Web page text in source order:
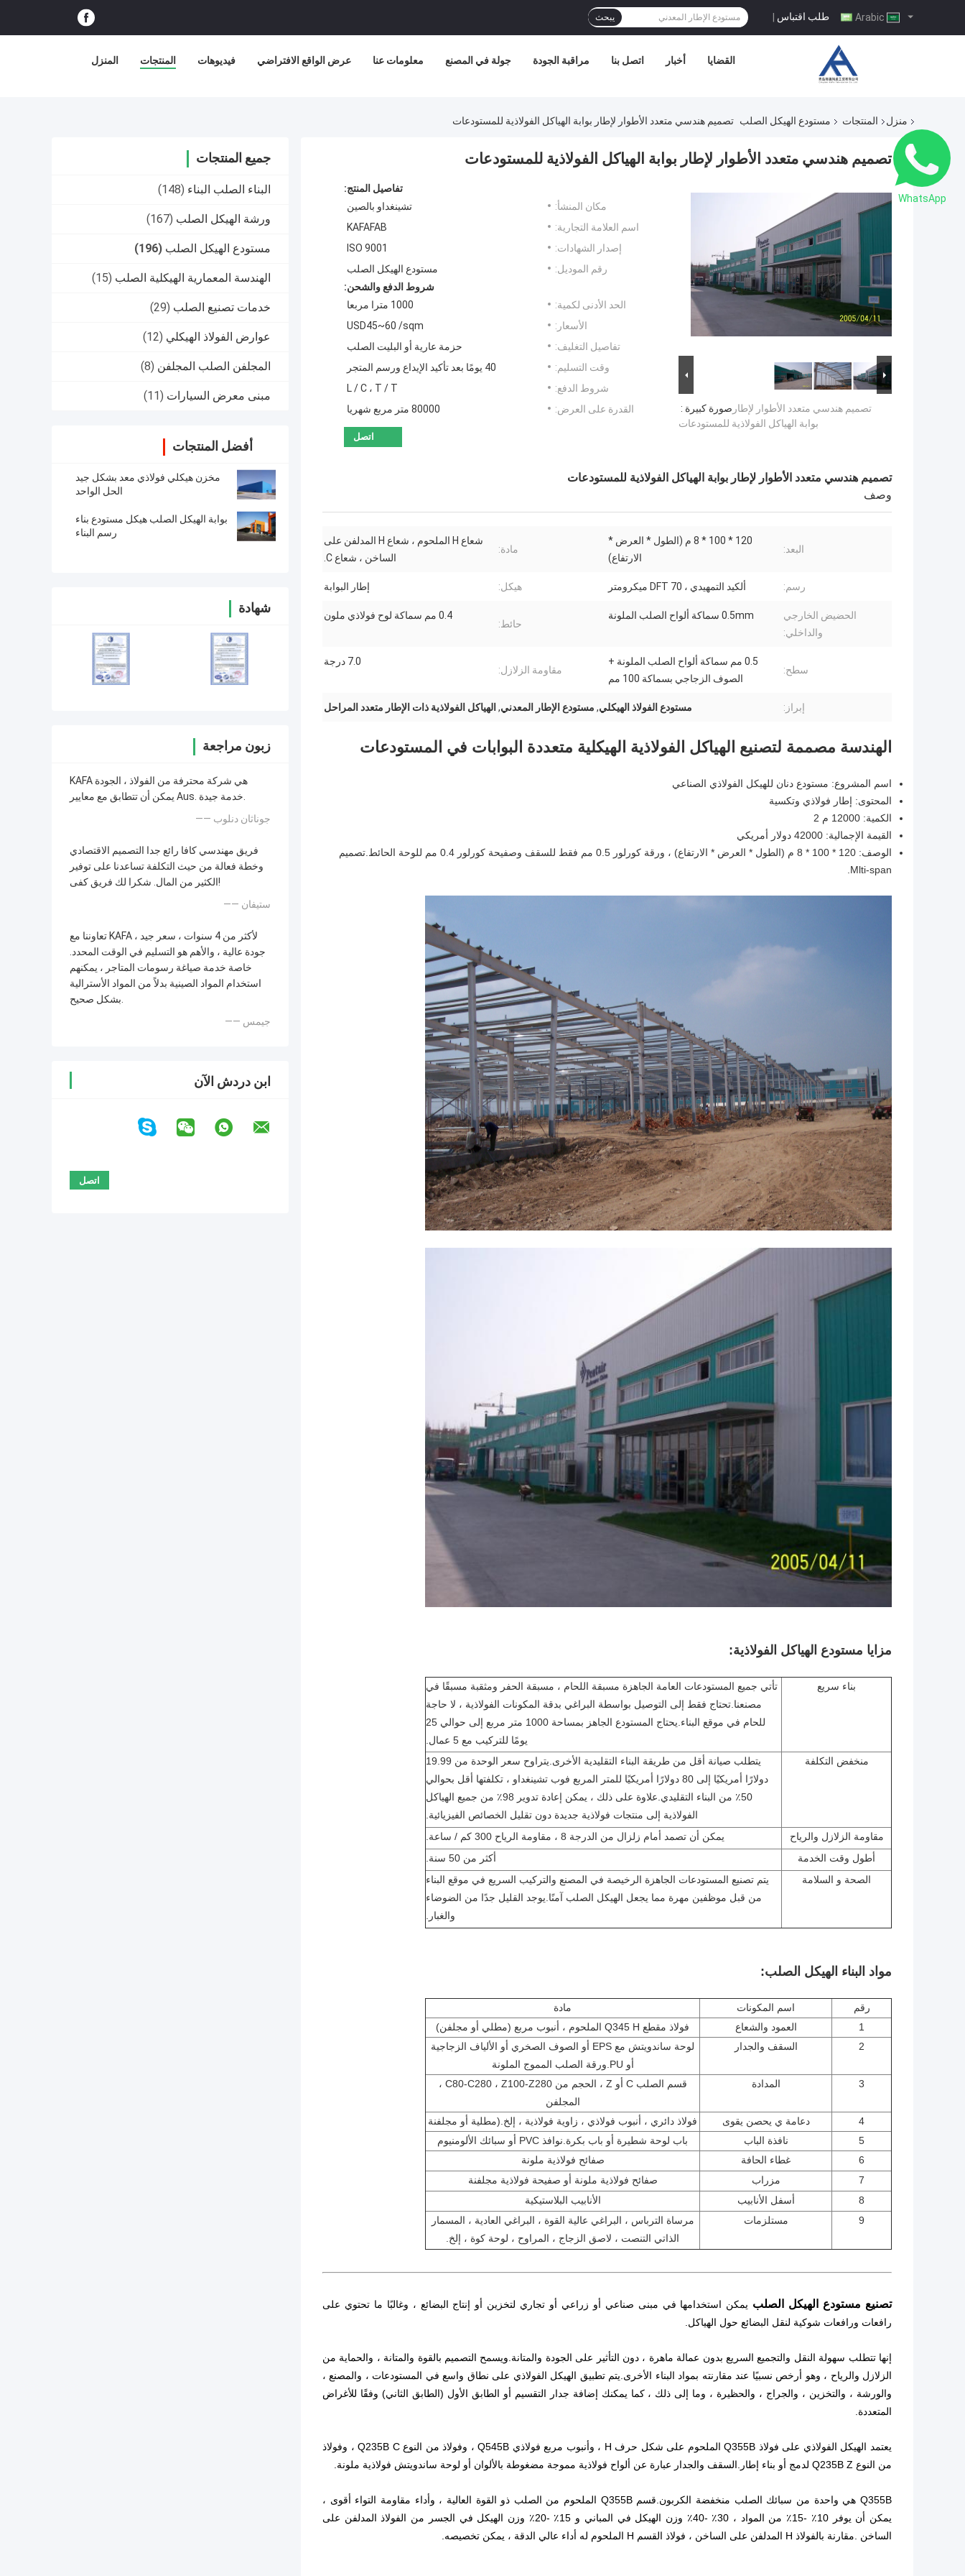
طلب اقتباس | يبحث
المنزل المنتجات فيديوهات عرض الواقع الافتراضي معلومات عنا جولة في المصنع مراقبة الجودة اتصل بنا أخبار القضايا
منزل المنتجات مستودع الهيكل الصلب تصميم هندسي متعدد الأطوار لإطار بوابة الهياكل الفولاذية للمستودعات
جميع المنتجات
البناء الصلب البناء (148)
ورشة الهيكل الصلب (167)
مستودع الهيكل الصلب (196)
الهندسة المعمارية الهيكلية الصلب (15)
خدمات تصنيع الصلب (29)
عوارض الفولاذ الهيكلي (12)
المجلفن الصلب المجلفن (8)
مبنى معرض السيارات (11)
أفضل المنتجات
مخزن هيكلي فولاذي معد بشكل جيد
الحل الواحد
بوابة الهيكل الصلب هيكل مستودع بناء
رسم البناء
شهادة
زبون مراجعة
KAFA هي شركة محترفة من الفولاذ ، الجودة
يمكن أن تتطابق مع معايير Aus. خدمة جيدة.
—— جوناثان دنلوب
فريق مهندسي كافا رائع جدا التصميم الاقتصادي
وخطة فعالة من حيث التكلفة تساعدنا على توفير
الكثير من المال. شكرا لك فريق كفى!
—— ستيفان
تعاوننا مع KAFA لأكثر من 4 سنوات ، سعر جيد ،
جودة عالية ، والأهم هو التسليم في الوقت المحدد.
خاصة خدمة صياغة رسومات المتاجر ، يمكنهم
استخدام المواد الصينية بدلاً من المواد الأسترالية
بشكل صحيح.
—— جيمس
ابن دردش الآن
تصميم هندسي متعدد الأطوار لإطار بوابة الهياكل الفولاذية للمستودعات
صورة كبيرة : تصميم هندسي متعدد الأطوار لإطار
بوابة الهياكل الفولاذية للمستودعات
تفاصيل المنتج:
مكان المنشأ:
تشينغداو بالصين
اسم العلامة التجارية:
KAFAFAB
إصدار الشهادات:
ISO 9001
رقم الموديل:
مستودع الهيكل الصلب
شروط الدفع والشحن:
الحد الأدنى لكمية:
1000 مترا مربعا
الأسعار:
USD45~60 /sqm
تفاصيل التغليف:
حزمة عارية أو البليت الصلب
وقت التسليم:
40 يومًا بعد تأكيد الإيداع ورسم المتجر
شروط الدفع:
L / C ، T / T
القدرة على العرض:
80000 متر مربع شهريا
اتصل
تصميم هندسي متعدد الأطوار لإطار بوابة الهياكل الفولاذية للمستودعات
وصف
البعد:
120 * 100 * 8 م (الطول * العرض *
الارتفاع)
مادة:
شعاع H الملحوم ، شعاع H المدلفن على
الساخن ، شعاع C.
رسم: ألكيد التمهيدي ، DFT 70 ميكرومتر هيكل: إطار البوابة
الحضيض الخارجي
والداخلي:
0.5mm سماكة ألواح الصلب الملونة
حائط:
0.4 مم سماكة لوح فولاذي ملون
سطح:
0.5 مم سماكة ألواح الصلب الملونة +
الصوف الزجاجي بسماكة 100 مم
مقاومة الزلازل:
7.0 درجة
إبراز: مستودع الفولاذ الهيكلي, مستودع الإطار المعدني, الهياكل الفولاذية ذات الإطار متعدد المراحل
الهندسة مصممة لتصنيع الهياكل الفولاذية الهيكلية متعددة البوابات في المستودعات
اسم المشروع: مستودع دنان للهيكل الفولاذي الصناعي
المحتوى: إطار فولاذي وتكسية
الكمية: 12000 م 2
القيمة الإجمالية: 42000 دولار أمريكي
الوصف: 120 * 100 * 8 م (الطول * العرض * الارتفاع) ، ورقة كورلور 0.5 مم فقط للسقف وصفيحة كورلور 0.4 مم للوحة الحائط.تصميم
Mlti-span.
مزايا مستودع الهياكل الفولاذية:
بناء سريع
تأتي جميع المستودعات العامة الجاهزة مسبقة اللحام ، مسبقة الحفر ومثقبة مسبقًا في
مصنعنا.تحتاج فقط إلى التوصيل بواسطة البراغي بدقة المكونات الفولاذية ، لا حاجة
للحام في موقع البناء.يحتاج المستودع الجاهز بمساحة 1000 متر مربع إلى حوالي 25
يومًا للتركيب مع 5 عمال.
منخفض التكلفة
يتطلب صيانة أقل من طريقة البناء التقليدية الأخرى.يتراوح سعر الوحدة من 19.99
دولارًا أمريكيًا إلى 80 دولارًا أمريكيًا للمتر المربع فوب تشينغداو ، تكلفتها أقل بحوالي
50٪ من البناء التقليدي.علاوة على ذلك ، يمكن إعادة تدوير 98٪ من جميع الهياكل
الفولاذية إلى منتجات فولاذية جديدة دون تقليل الخصائص الفيزيائية.
مقاومة الزلازل والرياح
يمكن أن تصمد أمام زلزال من الدرجة 8 ، مقاومة الرياح 300 كم / ساعة.
أطول وقت الخدمة
أكثر من 50 سنة.
الصحة و السلامة
يتم تصنيع المستودعات الجاهزة الرخيصة في المصنع والتركيب السريع في موقع البناء
من قبل موظفين مهرة مما يجعل الهيكل الصلب آمنًا.يوجد القليل جدًا من الضوضاء
والغبار.
مواد البناء الهيكل الصلب:
رقم اسم المكونات
مادة
1
العمود والشعاع
فولاذ مقطع Q345 H الملحوم ، أنبوب مربع (مطلي أو مجلفن)
2
السقف والجدار
لوحة ساندويتش مع EPS أو الصوف الصخري أو الألياف الزجاجية
أو PU.ورقة الصلب المموج الملونة
3
المدادة
قسم الصلب C أو Z ، الحجم من C80-C280 ، Z100-Z280 ،
المجلفن
4
دعامة ي يحصن يقوى
فولاذ دائري ، أنبوب فولاذي ، زاوية فولاذية ، إلخ.(مطلية أو مجلفنة
5
نافذة الباب
باب لوحة شطيرة أو باب بكرة.نوافذ PVC أو سبائك الألومنيوم
6
غطاء الحافة
صفائح فولاذية ملونة
7
مزراب
صفائح فولاذية ملونة أو صفيحة فولاذية مجلفنة
8
أسفل الأنابيب
الأنابيب البلاستيكية
9
مستلزمات
مرساة الترباس ، البراغي عالية القوة ، البراغي العادية ، المسمار
الذاتي التنصت ، لاصق الزجاج ، المراوح ، لوحة كوة ، إلخ.
تصنيع مستودع الهيكل الصلب يمكن استخدامها في مبنى صناعي أو زراعي أو تجاري لتخزين أو إنتاج البضائع ، وغالبًا ما تحتوي على
رافعات ورافعات شوكية لنقل البضائع حول الهياكل.
إنها تتطلب سهولة النقل والتجميع السريع بدون عمالة ماهرة ، دون التأثير على الجودة والمتانة.ويسمح التصميم بالقوة والمتانة ، والحماية من
الزلازل والرياح ، وهو أرخص نسبيًا عند مقارنته بمواد البناء الأخرى.يتم تطبيق الهيكل الفولاذي على نطاق واسع في المستودعات ، والمصنع ،
والورشة ، والتخزين ، والجراج ، والحظيرة ، وما إلى ذلك ، كما يمكنك إضافة جدار التقسيم أو الطابق الأول (الطابق الثاني) وفقًا للأغراض
المتعددة.
يعتمد الهيكل الفولاذي على فولاذ Q355B الملحوم على شكل حرف H ، وأنبوب مربع فولاذي Q545B ، وفولاذ من النوع Q235B C ، وفولاذ
من النوع Q235B Z لدمج أو بناء إطار.السقف والجدار عبارة عن ألواح فولاذية مموجة مضغوطة بالألوان أو لوحة ساندويتش فولاذية ملونة.
Q355B هي واحدة من سبائك الصلب منخفضة الكربون.قسم Q355B الملحوم من الصلب ذو القوة العالية ، وأداء مقاومة التواء أقوى ،
يمكن أن يوفر 10٪ -15٪ من المواد ، 30٪ -40٪ وزن الهيكل في المباني و 15٪ -20٪ وزن الهيكل في الجسر من الفولاذ المدلفن على
الساخن .مقارنة بالفولاذ H المدلفن على الساخن ، فولاذ القسم H الملحوم له أداء عالي الدقة ، يمكن تخصيصه.
WhatsApp